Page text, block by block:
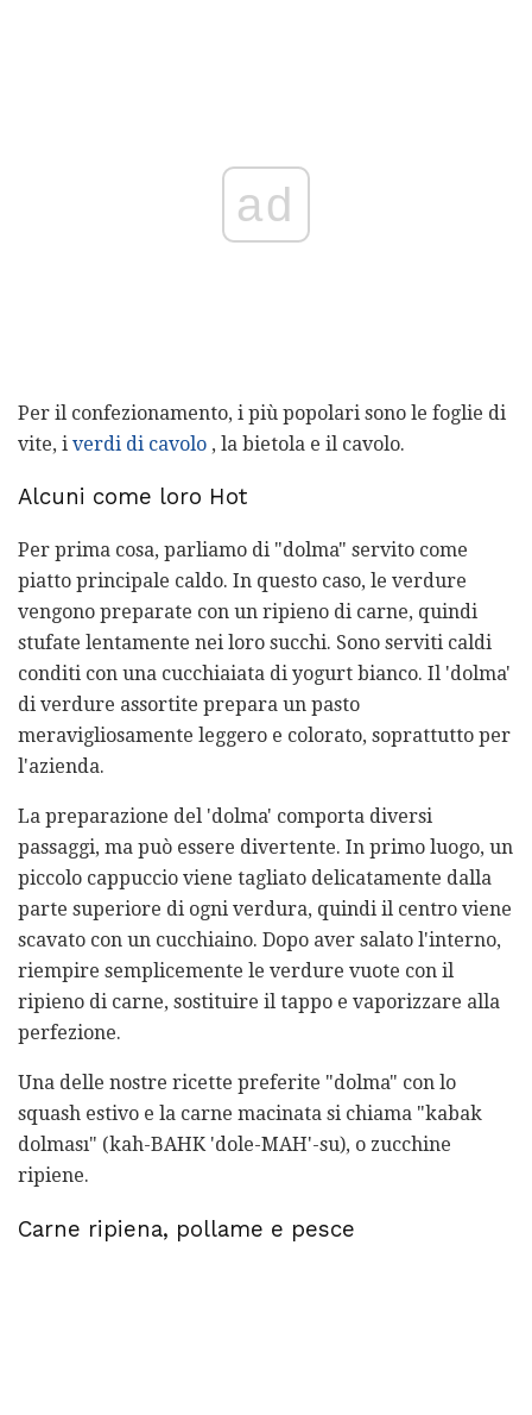
ad
Per il confezionamento, i più popolari sono le foglie di
vite, i verdi di cavolo , la bietola e il cavolo.
Alcuni come loro Hot
Per prima cosa, parliamo di "dolma" servito come
piatto principale caldo. In questo caso, le verdure
vengono preparate con un ripieno di carne, quindi
stufate lentamente nei loro succhi. Sono serviti caldi
conditi con una cucchiaiata di yogurt bianco. Il 'dolma'
di verdure assortite prepara un pasto
meravigliosamente leggero e colorato, soprattutto per
l'azienda.
La preparazione del 'dolma' comporta diversi
passaggi, ma può essere divertente. In primo luogo, un
piccolo cappuccio viene tagliato delicatamente dalla
parte superiore di ogni verdura, quindi il centro viene
scavato con un cucchiaino. Dopo aver salato l'interno,
riempire semplicemente le verdure vuote con il
ripieno di carne, sostituire il tappo e vaporizzare alla
perfezione.
Una delle nostre ricette preferite "dolma" con lo
squash estivo e la carne macinata si chiama "kabak
dolması" (kah-BAHK 'dole-MAH'-su), o zucchine
ripiene.
Carne ripiena, pollame e pesce